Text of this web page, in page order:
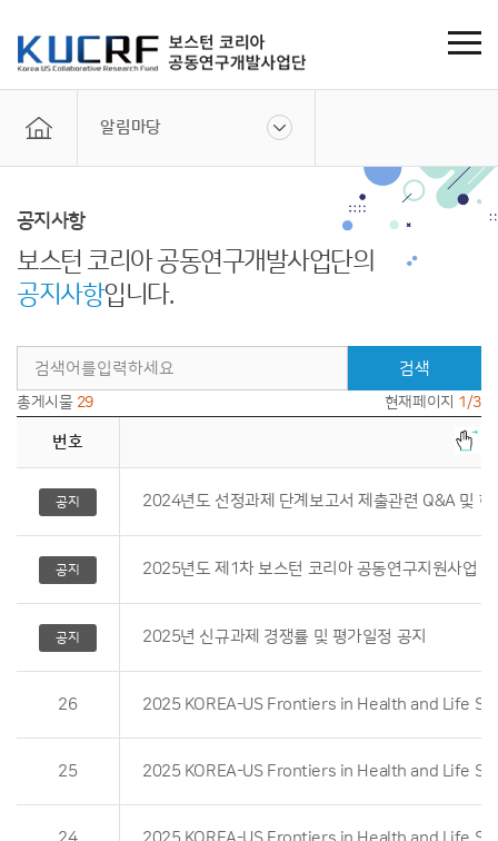
알림마당
공지사항
보스턴 코리아 공동연구개발사업단의
공지사항입니다.
검색
총게시물 29 현재페이지 1/3
번호
공지 2024년도 선정과제 단계보고서 제출관련 Q&A 및
공지 2025년도 제1차 보스턴 코리아 공동연구지원사업
공지 2025년 신규과제 경쟁률 및 평가일정 공지
26
25